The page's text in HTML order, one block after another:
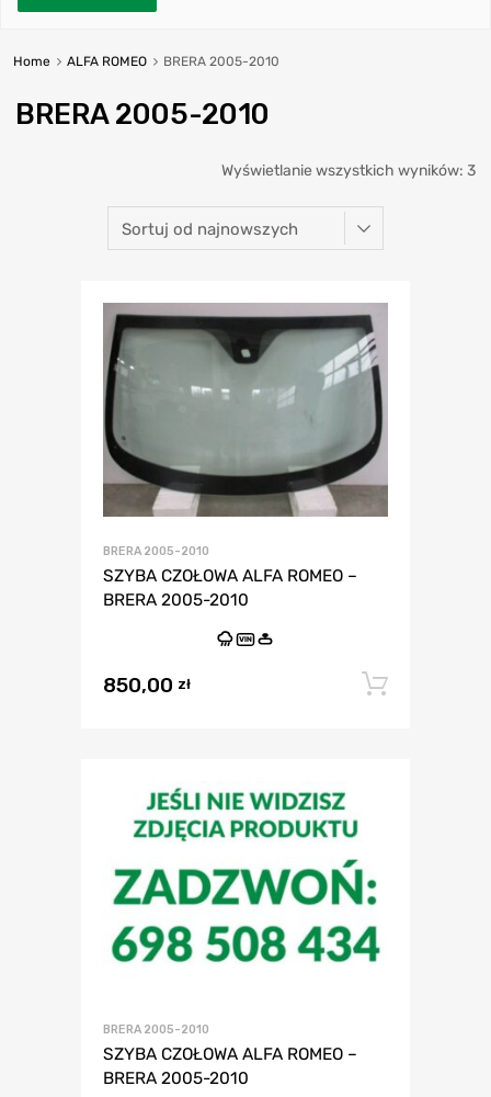
Home ALFA ROMEO BRERA 2005-2010
BRERA 2005-2010
Wyświetlanie wszystkich wyników: 3
BRERA 2005-2010
SZYBA CZOŁOWA ALFA ROMEO –
BRERA 2005-2010
VIN
850,00 zł
BRERA 2005-2010
SZYBA CZOŁOWA ALFA ROMEO –
BRERA 2005-2010